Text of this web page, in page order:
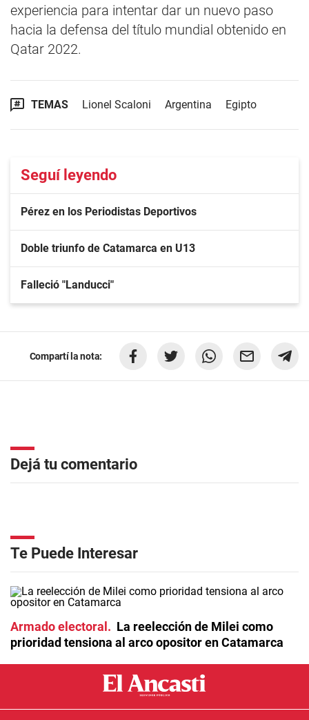
experiencia para intentar dar un nuevo paso
hacia la defensa del título mundial obtenido en
Qatar 2022.
TEMAS Lionel Scaloni Argentina Egipto
Seguí leyendo
Pérez en los Periodistas Deportivos
Doble triunfo de Catamarca en U13
Falleció "Landucci"
Compartí la nota:
Dejá tu comentario
Te Puede Interesar
Armado electoral
La reelección de Milei como
prioridad tensiona al arco opositor en Catamarca